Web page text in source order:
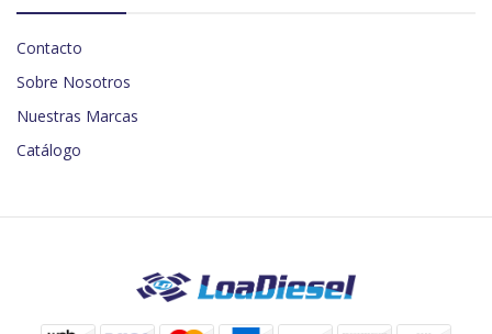
Contacto
Sobre Nosotros
Nuestras Marcas
Catálogo